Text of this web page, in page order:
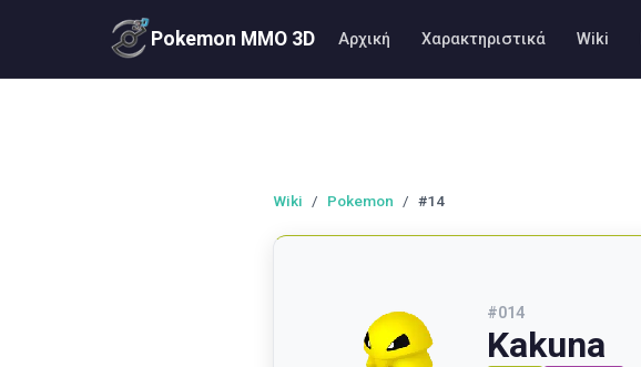
Pokemon MMO 3D Αρχική Χαρακτηριστικά Wiki
Wiki / Pokemon / #14
#014
Kakuna